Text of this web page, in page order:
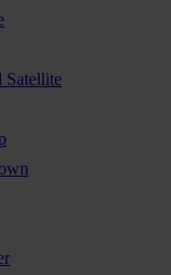
Satellite